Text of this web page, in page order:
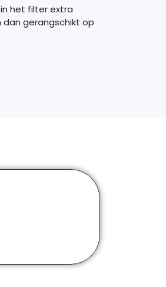
in het filter extra
gerangschikt op